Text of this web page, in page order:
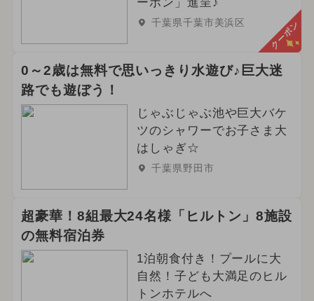
千葉県千葉市美浜区 クーポン
0～2歳は無料で思いっきり水遊び♪巨大迷
路でも遊ぼう！
じゃぶじゃぶ池や巨大バケ
ツのシャワーでお子さま大
はしゃぎ☆
千葉県野田市
超豪華！8組最大24名様「ヒルトン」8施設
の無料宿泊券
1泊朝食付き！プールに大
自然！子ども大満足のヒル
トンホテルへ